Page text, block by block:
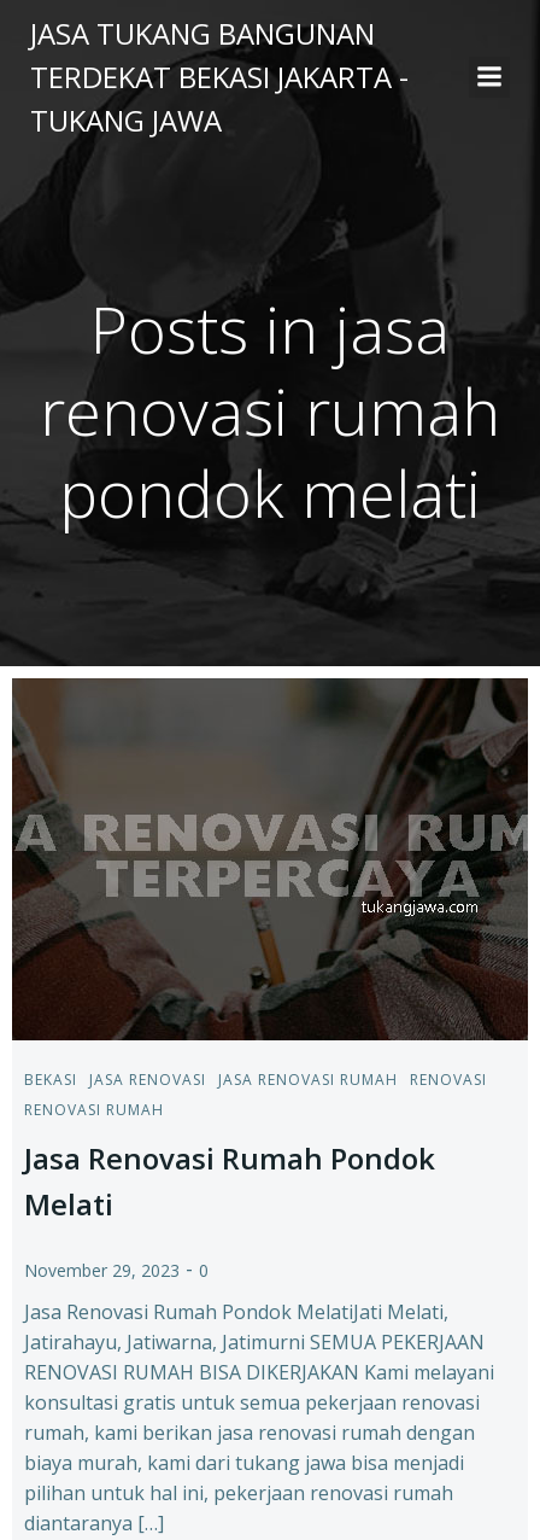
to
content
JASA TUKANG BANGUNAN
TERDEKAT BEKASI JAKARTA -
TUKANG JAWA
Posts in jasa
renovasi rumah
pondok melati
BEKASI JASA RENOVASI JASA RENOVASI RUMAH
RENOVASI
RENOVASI RUMAH
Jasa Renovasi Rumah Pondok
Melati
November 29, 2023 - 0
Jasa Renovasi Rumah Pondok MelatiJati Melati,
Jatirahayu, Jatiwarna, Jatimurni SEMUA PEKERJAAN
RENOVASI RUMAH BISA DIKERJAKAN Kami melayani
konsultasi gratis untuk semua pekerjaan renovasi
rumah, kami berikan jasa renovasi rumah dengan
biaya murah, kami dari tukang jawa bisa menjadi
pilihan untuk hal ini, pekerjaan renovasi rumah
diantaranya […]